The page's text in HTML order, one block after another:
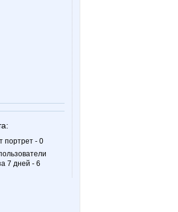
портрет - 0
7 дней - 6